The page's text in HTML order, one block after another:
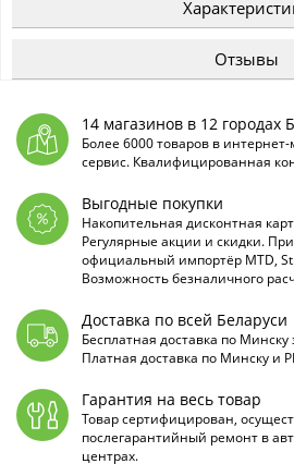
Отзывы
14 магазинов в 12 городах
Более 6000 товаров в
сервис. Квалифицированная
Выгодные покупки
Накопительная дисконтная
Регулярные акции и скидки.
официальный импортёр MTD,
Возможность безналичного
Доставка по всей Беларуси
Бесплатная доставка по Минску
Платная доставка по Минску и
Гарантия на весь товар
Товар сертифицирован,
послегарантийный ремонт в
центрах.